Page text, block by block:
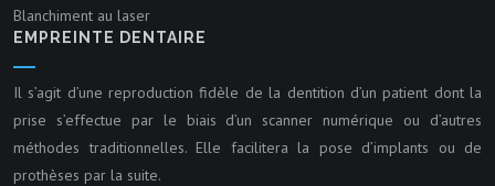
Blanchiment au laser
EMPREINTE DENTAIRE
Il s’agit d’une reproduction fidèle de la dentition d’un patient dont la
prise s’effectue par le biais d’un scanner numérique ou d’autres
méthodes traditionnelles. Elle facilitera la pose d’implants ou de
prothèses par la suite.